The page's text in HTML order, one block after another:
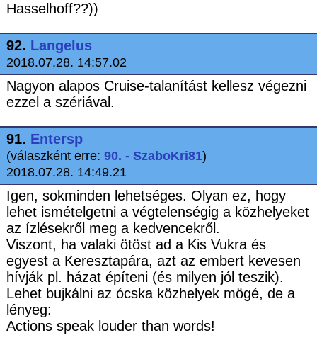
Hasselhoff??))
92. Langelus
2018.07.28. 14:57.02
Nagyon alapos Cruise-talanítást kellesz végezni
ezzel a szériával.
91. Entersp
(válaszként erre: 90. - SzaboKri81)
2018.07.28. 14:49.21
Igen, sokminden lehetséges. Olyan ez, hogy
lehet ismételgetni a végtelenségig a közhelyeket
az ízlésekről meg a kedvencekről.
Viszont, ha valaki ötöst ad a Kis Vukra és
egyest a Keresztapára, azt az embert kevesen
hívják pl. házat építeni (és milyen jól teszik).
Lehet bujkálni az ócska közhelyek mögé, de a
lényeg:
Actions speak louder than words!